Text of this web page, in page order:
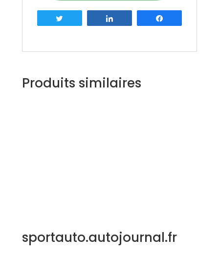
Produits similaires
sportauto.autojournal.fr